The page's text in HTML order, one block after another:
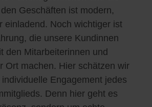
Geschäften ist modern,
einladend. Noch wichtiger ist
die unsere Kundinnen
den Mitarbeiterinnen und
Ort machen. Hier schätzen wir
Engagement jedes
Denn hier geht es